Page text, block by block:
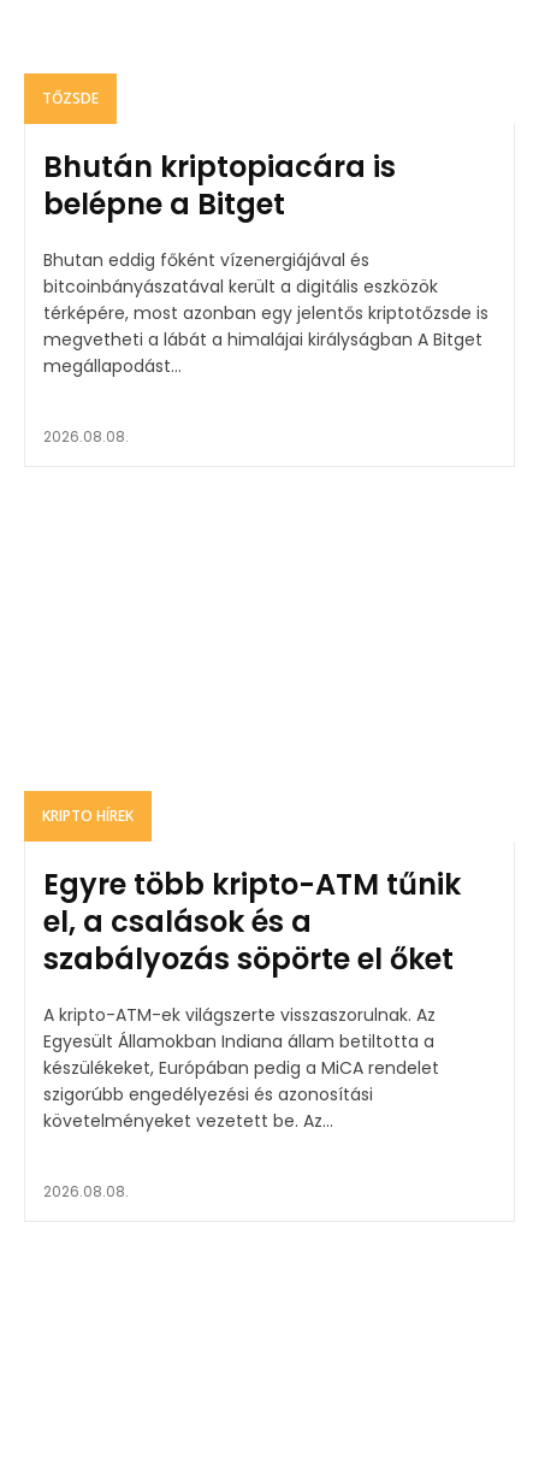
TŐZSDE
Bhután kriptopiacára is
belépne a Bitget
Bhutan eddig főként vízenergiájával és
bitcoinbányászatával került a digitális eszközök
térképére, most azonban egy jelentős kriptotőzsde is
megvetheti a lábát a himalájai királyságban A Bitget
megállapodást...
2026.08.08.
KRIPTO HÍREK
Egyre több kripto-ATM tűnik
el, a csalások és a
szabályozás söpörte el őket
A kripto-ATM-ek világszerte visszaszorulnak. Az
Egyesült Államokban Indiana állam betiltotta a
készülékeket, Európában pedig a MiCA rendelet
szigorúbb engedélyezési és azonosítási
követelményeket vezetett be. Az...
2026.08.08.